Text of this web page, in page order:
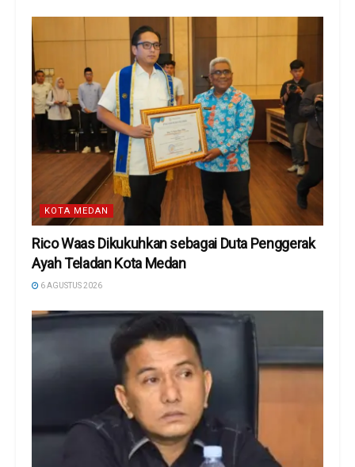
KOTA MEDAN
Rico Waas Dikukuhkan sebagai Duta Penggerak
Ayah Teladan Kota Medan
6 AGUSTUS 2026